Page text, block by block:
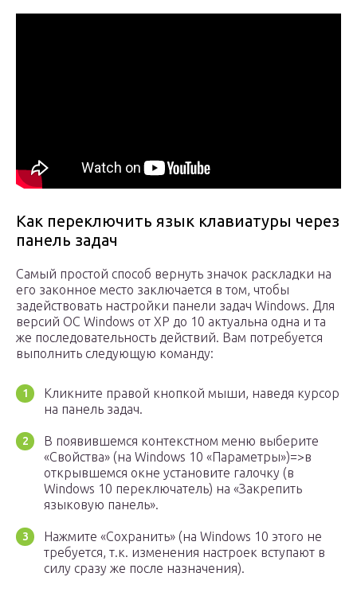
Как переключить язык клавиатуры через
панель задач
Самый простой способ вернуть значок раскладки на
его законное место заключается в том, чтобы
задействовать настройки панели задач Windows. Для
версий ОС Windows от XP до 10 актуальна одна и та
же последовательность действий. Вам потребуется
выполнить следующую команду:
Кликните правой кнопкой мыши, наведя курсор
на панель задач.
В появившемся контекстном меню выберите
«Свойства» (на Windows 10 «Параметры»)=>в
открывшемся окне установите галочку (в
Windows 10 переключатель) на «Закрепить
языковую панель».
Нажмите «Сохранить» (на Windows 10 этого не
требуется, т.к. изменения настроек вступают в
силу сразу же после назначения).